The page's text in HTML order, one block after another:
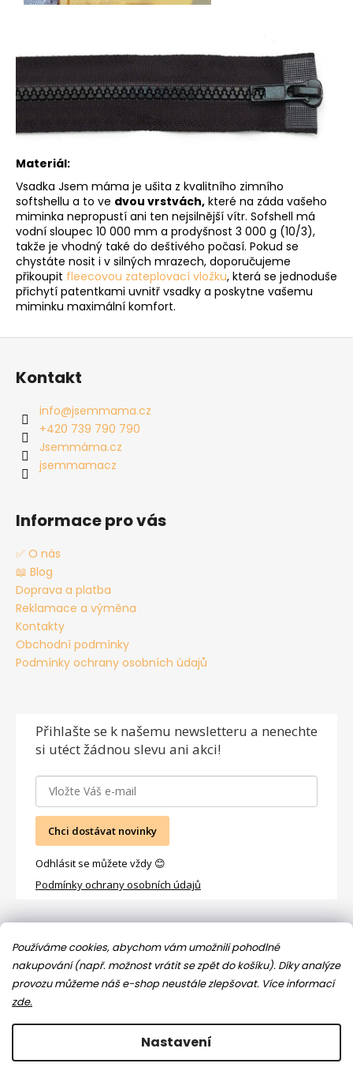
Používáme cookies, abychom vám umožnili pohodlné
nakupování (např. možnost vrátit se zpět do košíku). Díky analýze
provozu můžeme náš e-shop neustále zlepšovat. Více informací
zde.
Nastavení
Materiál:
Vsadka Jsem máma je ušita z kvalitního zimního
softshellu a to ve dvou vrstvách, které na záda vašeho
miminka nepropustí ani ten nejsilnější vítr. Sofshell má
vodní sloupec 10 000 mm a prodyšnost 3 000 g (10/3),
takže je vhodný také do deštivého počasí. Pokud se
chystáte nosit i v silných mrazech, doporučujeme
přikoupit fleecovou zateplovací vložku, která se jednoduše
přichytí patentkami uvnitř vsadky a poskytne vašemu
miminku maximální komfort.
Kontakt
info@jsemmama.cz
+420 739 790 790
Jsemmáma.cz
jsemmamacz
Informace pro vás
✅ O nás
📖 Blog
Doprava a platba
Reklamace a výměna
Kontakty
Obchodní podmínky
Podmínky ochrany osobních údajů
Přihlašte se k našemu newsletteru a nenechte
si utéct žádnou slevu ani akci!
Chci dostávat novinky
Odhlásit se můžete vždy 😊
Podmínky ochrany osobních údajů
Facebook